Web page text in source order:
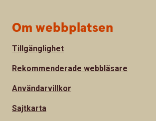
Om webbplatsen
Tillgänglighet
Rekommenderade webbläsare
Användarvillkor
Sajtkarta